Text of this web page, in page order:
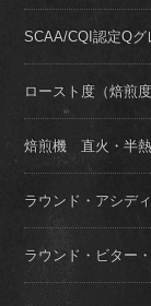
SCAA/CQI認定Qグ
ロースト度（焙煎
焙煎機 直火・半
ラウンド・アシデ
ラウンド・ビター